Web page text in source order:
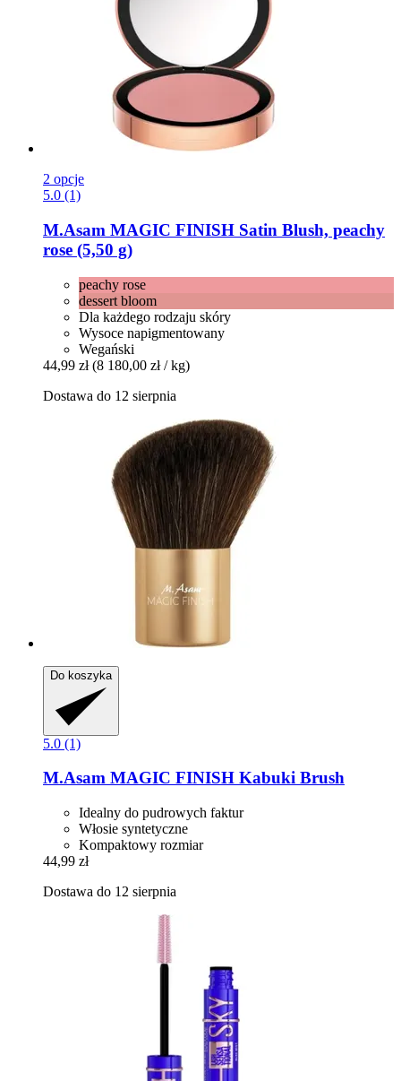
2 opcje
5.0 (1)
M.Asam MAGIC FINISH Satin Blush, peachy
rose (5,50 g)
peachy rose
dessert bloom
Dla każdego rodzaju skóry
Wysoce napigmentowany
Wegański
44,99 zł (8 180,00 zł / kg)
Dostawa do 12 sierpnia
Do koszyka
5.0 (1)
M.Asam MAGIC FINISH Kabuki Brush
Idealny do pudrowych faktur
Włosie syntetyczne
Kompaktowy rozmiar
44,99 zł
Dostawa do 12 sierpnia